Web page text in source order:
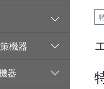
機器
器